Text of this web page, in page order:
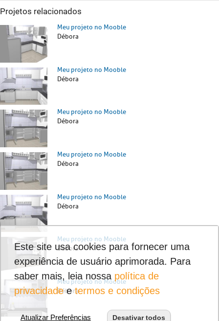
Projetos relacionados
Meu projeto no Mooble
Débora
Meu projeto no Mooble
Débora
Meu projeto no Mooble
Débora
Meu projeto no Mooble
Débora
Meu projeto no Mooble
Débora
Meu projeto no Mooble
Débora
Meu projeto no Mooble
Débora
Este site usa cookies para fornecer uma
experiência de usuário aprimorada. Para
saber mais, leia nossa política de
privacidadeetermos e condições
Atualizar Preferências Desativar todos